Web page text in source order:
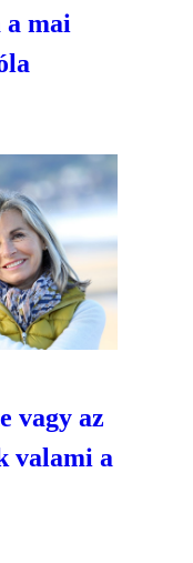
a mai
vagy az
valami a